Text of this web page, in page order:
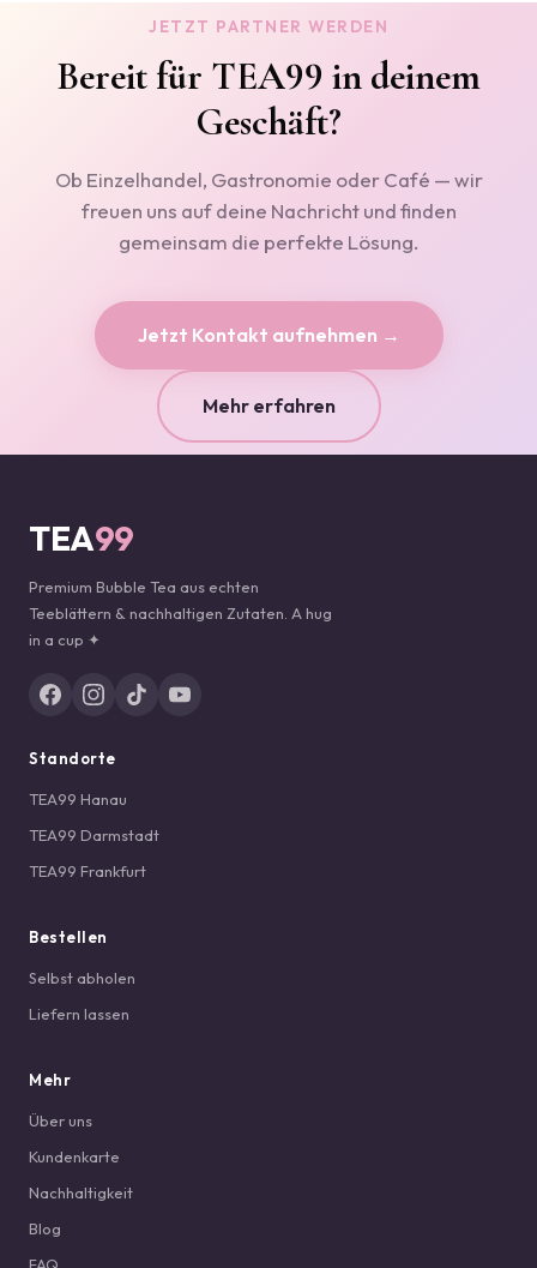
JETZT PARTNER WERDEN
Bereit für TEA99 in deinem
Geschäft?
Ob Einzelhandel, Gastronomie oder Café — wir
freuen uns auf deine Nachricht und finden
gemeinsam die perfekte Lösung.
Jetzt Kontakt aufnehmen →
Mehr erfahren
TEA99
Premium Bubble Tea aus echten
Teeblättern & nachhaltigen Zutaten. A hug
in a cup ✦
Standorte
TEA99 Hanau
TEA99 Darmstadt
TEA99 Frankfurt
Bestellen
Selbst abholen
Liefern lassen
Mehr
Über uns
Kundenkarte
Nachhaltigkeit
Blog
FAQ